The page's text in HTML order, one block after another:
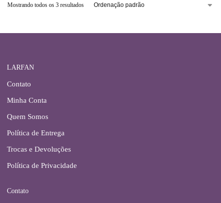
Mostrando todos os 3 resultados
LARFAN
Contato
Minha Conta
Quem Somos
Política de Entrega
Trocas e Devoluções
Política de Privacidade
Contato